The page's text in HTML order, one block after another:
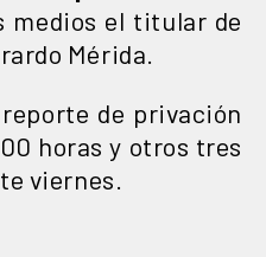
medios el titular de
Mérida.
de privación
horas y otros tres
viernes.